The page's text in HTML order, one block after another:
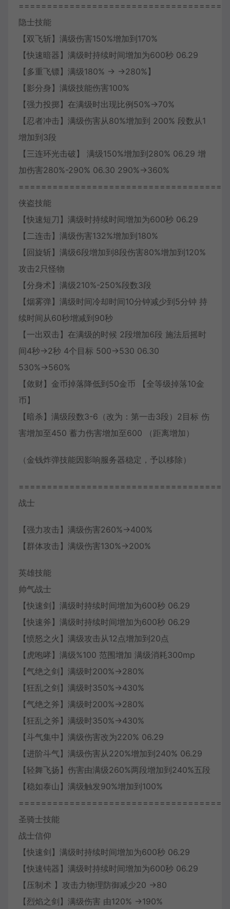
隐士技能
【双飞斩】满级伤害150%增加到170%
【快速暗器】满级时持续时间增加为600秒 06.29
【多重飞镖】满级180% → →280%】
【影分身】满级技能伤害100%
【强力投掷】在满级时出现比例50%→70%
【忍者冲击】满级伤害从80%增加到 200% 段数从1
增加到3段
【三连环光击破】 满级150%增加到280% 06.29 增
加伤害280%-290% 06.30 290%→360%
侠盗技能
【快速短刀】满级时持续时间增加为600秒 06.29
【二连击】满级伤害132%增加到180%
【回旋斩】满级6段增加到8段伤害80%增加到120%
攻击2只怪物
【分身术】满级210%-250%段数3段
【烟雾弹】满级时间冷却时间10分钟减少到5分钟 持
续时间从60秒增减到90秒
【一出双击】在满级的时候 2段增加6段 施法后摇时
间4秒→2秒 4个目标 500→530 06.30
530%→560%
【敛财】金币掉落降低到50金币 【全等级掉落10金
币】
【暗杀】满级段数3-6（改为：第一击3段）2目标 伤
害增加至450 蓄力伤害增加至600 （距离增加）
（金钱炸弹技能因影响服务器稳定，予以移除）
战士
【强力攻击】满级伤害260%->400%
【群体攻击】满级伤害130%->200%
英雄技能
帅气战士
【快速剑】满级时持续时间增加为600秒 06.29
【快速斧】满级时持续时间增加为600秒 06.29
【愤怒之火】满级攻击从12点增加到20点
【虎咆哮】满级%100 范围增加 满级消耗300mp
【气绝之剑】满级时200%->280%
【狂乱之剑】满级时350%->430%
【气绝之斧】满级时200%->280%
【狂乱之斧】满级时350%->430%
【斗气集中】满级伤害改为220% 06.29
【进阶斗气】满级伤害从220%增加到240% 06.29
【轻舞飞扬】伤害由满级260%两段增加到240%五段
【稳如泰山】满级触发90%增加到100%
圣骑士技能
战士信仰
【快速剑】满级时持续时间增加为600秒 06.29
【快速钝器】满级时持续时间增加为600秒 06.29
【压制术 】攻击力物理防御减少20 →80
【烈焰之剑】满级伤害 由120% →190%